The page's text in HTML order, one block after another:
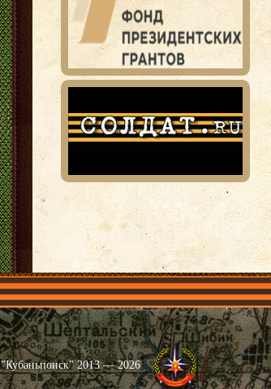
Главная Имена Общественные объединения
"Кубаньпоиск" 2013 — 2026